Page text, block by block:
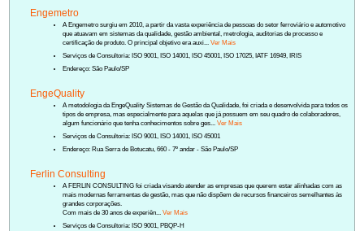
Engemetro
A Engemetro surgiu em 2010, a partir da vasta experiência de pessoas do setor ferroviário e automotivo
que atuavam em sistemas da qualidade, gestão ambiental, metrologia, auditorias de processo e
certificação de produto. O principal objetivo era auxi...Ver Mais
Serviços de Consultoria: ISO 9001, ISO 14001, ISO 45001, ISO 17025, IATF 16949, IRIS
Endereço: São Paulo/SP
EngeQuality
A metodologia da EngeQuality Sistemas de Gestão da Qualidade, foi criada e desenvolvida para todos os
tipos de empresa, mas especialmente para aquelas que já possuem em seu quadro de colaboradores,
algum funcionário que tenha conhecimentos sobre ges...Ver Mais
Serviços de Consultoria: ISO 9001, ISO 14001, ISO 45001
Endereço: Rua Serra de Botucatu, 660 - 7º andar - São Paulo/SP
Ferlin Consulting
A FERLIN CONSULTING foi criada visando atender as empresas que querem estar alinhadas com as
mais modernas ferramentas de gestão, mas que não dispõem de recursos financeiros semelhantes às
grandes corporações.
Com mais de 30 anos de experiên...Ver Mais
Serviços de Consultoria: ISO 9001, PBQP-H